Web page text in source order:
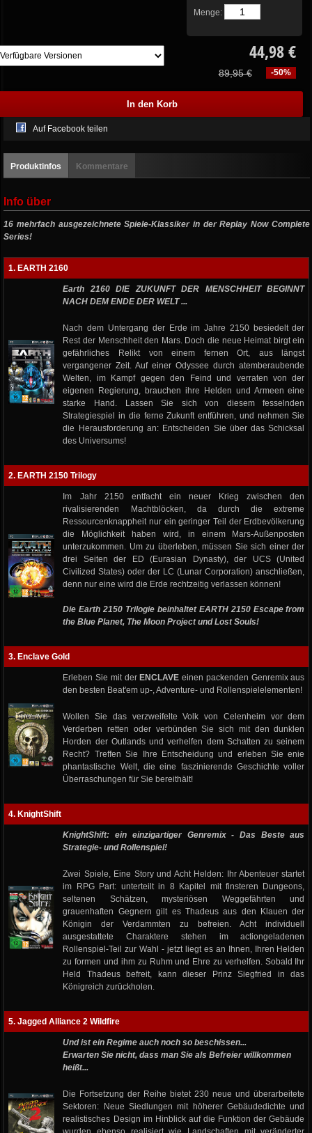
Menge:
44,98 €
-50%
89,95 €
Auf Facebook teilen
Produktinfos Kommentare
Info über
16 mehrfach ausgezeichnete Spiele-Klassiker in der Replay Now Complete
Series!
1. EARTH 2160
Earth 2160 DIE ZUKUNFT DER MENSCHHEIT BEGINNT
NACH DEM ENDE DER WELT ...
Nach dem Untergang der Erde im Jahre 2150 besiedelt der
Rest der Menschheit den Mars. Doch die neue Heimat birgt ein
gefährliches Relikt von einem fernen Ort, aus längst
vergangener Zeit. Auf einer Odyssee durch atemberaubende
Welten, im Kampf gegen den Feind und verraten von der
eigenen Regierung, brauchen ihre Helden und Armeen eine
starke Hand. Lassen Sie sich von diesem fesselnden
Strategiespiel in die ferne Zukunft entführen, und nehmen Sie
die Herausforderung an: Entscheiden Sie über das Schicksal
des Universums!
2. EARTH 2150 Trilogy
Im Jahr 2150 entfacht ein neuer Krieg zwischen den
rivalisierenden Machtblöcken, da durch die extreme
Ressourcenknappheit nur ein geringer Teil der Erdbevölkerung
die Möglichkeit haben wird, in einem Mars-Außenposten
unterzukommen. Um zu überleben, müssen Sie sich einer der
drei Seiten der ED (Eurasian Dynasty), der UCS (United
Civilized States) oder der LC (Lunar Corporation) anschließen,
denn nur eine wird die Erde rechtzeitig verlassen können!
Die Earth 2150 Trilogie beinhaltet EARTH 2150 Escape from
the Blue Planet, The Moon Project und Lost Souls!
3. Enclave Gold
Erleben Sie mit der ENCLAVEeinen packenden Genremix aus
den besten Beat'em up-, Adventure- und Rollenspielelementen!
Wollen Sie das verzweifelte Volk von Celenheim vor dem
Verderben retten oder verbünden Sie sich mit den dunklen
Horden der Outlands und verhelfen dem Schatten zu seinem
Recht? Treffen Sie Ihre Entscheidung und erleben Sie enie
phantastische Welt, die eine faszinierende Geschichte voller
Überraschungen für Sie bereithält!
4. KnightShift
KnightShift: ein einzigartiger Genremix - Das Beste aus
Strategie- und Rollenspiel!
Zwei Spiele, Eine Story und Acht Helden: Ihr Abenteuer startet
im RPG Part: unterteilt in 8 Kapitel mit finsteren Dungeons,
seltenen Schätzen, mysteriösen Weggefährten und
grauenhaften Gegnern gilt es Thadeus aus den Klauen der
Königin der Verdammten zu befreien. Acht individuell
ausgestattete Charaktere stehen im actiongeladenen
Rollenspiel-Teil zur Wahl - jetzt liegt es an Ihnen, Ihren Helden
zu formen und ihm zu Ruhm und Ehre zu verhelfen. Sobald Ihr
Held Thadeus befreit, kann dieser Prinz Siegfried in das
Königreich zurückholen.
5. Jagged Alliance 2 Wildfire
Und ist ein Regime auch noch so beschissen...
Erwarten Sie nicht, dass man Sie als Befreier willkommen
heißt...
Die Fortsetzung der Reihe bietet 230 neue und überarbeitete
Sektoren: Neue Siedlungen mit höherer Gebäudedichte und
realistisches Design im Hinblick auf die Funktion der Gebäude